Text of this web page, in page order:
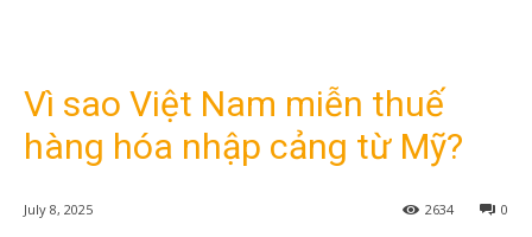
Vì sao Việt Nam miễn thuế
hàng hóa nhập cảng từ Mỹ?
July 8, 2025 0
2634